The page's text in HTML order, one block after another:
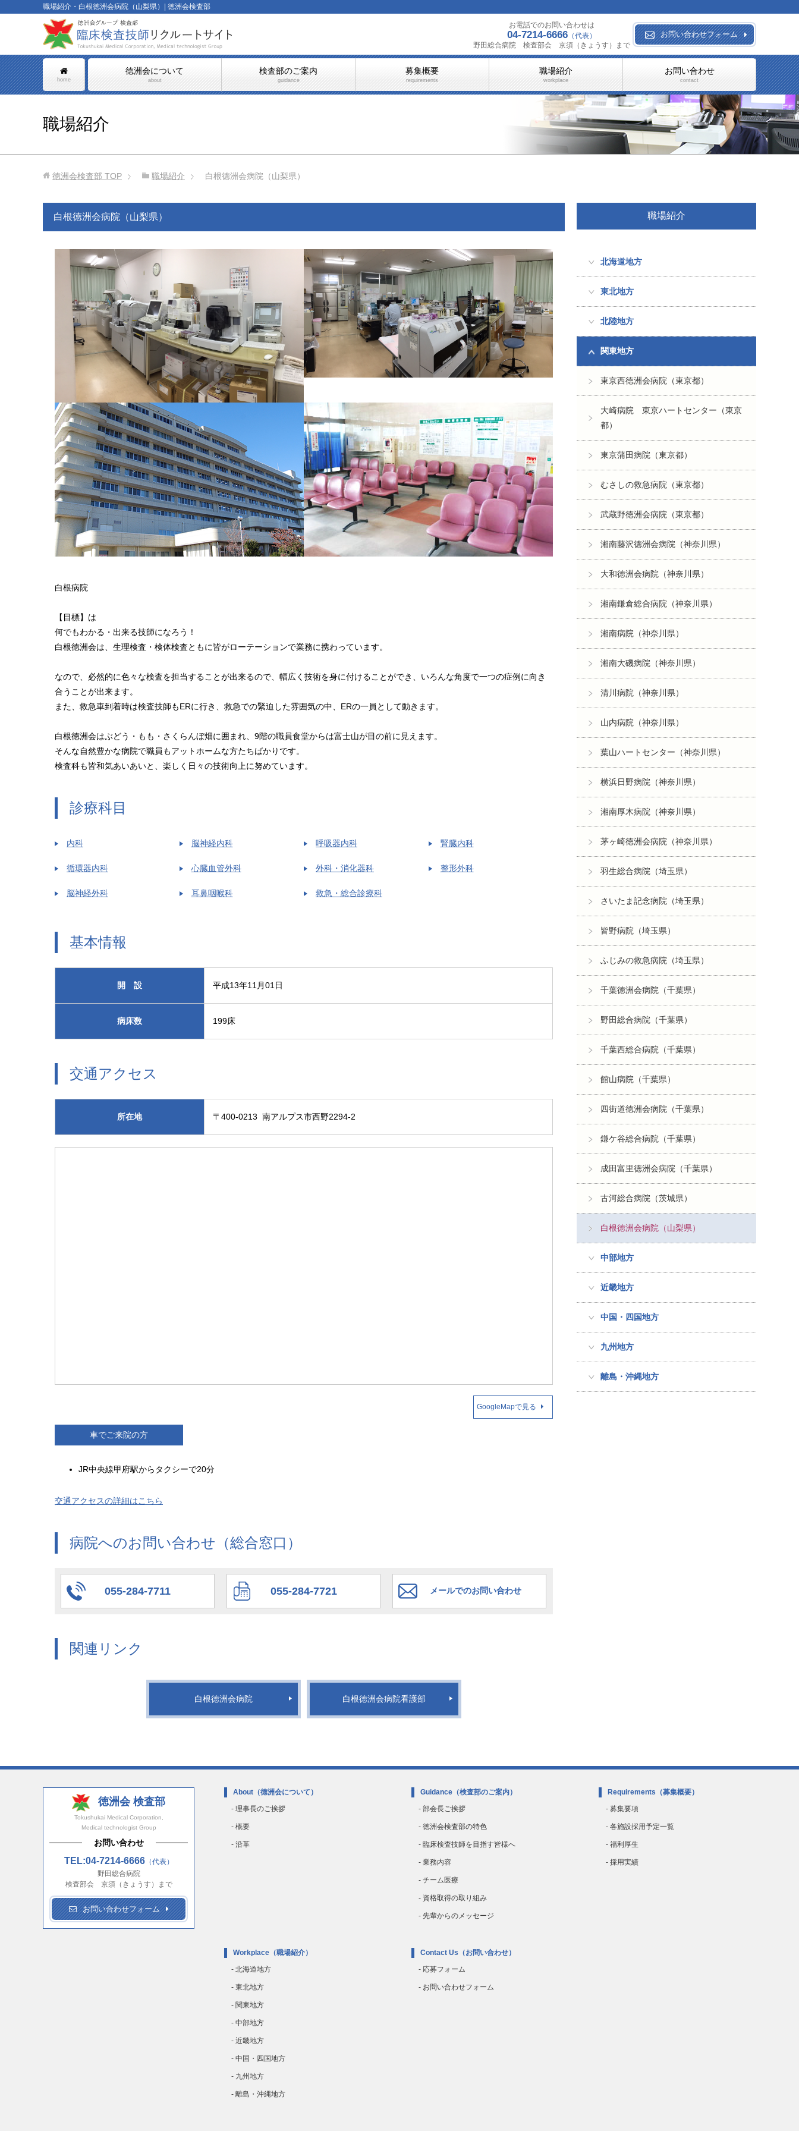
職場紹介・白根徳洲会病院（山梨県）| 徳洲会検査部
home
徳洲会について
about
検査部のご案内
guidance
募集概要
requirements
職場紹介
workplace
お問い合わせ
contact
お電話でのお問い合わせは
04-7214-6666 （代表）
野田総合病院 検査部会 京須（きょうす）まで
お問い合わせフォーム
職場紹介
徳洲会検査部 TOP 職場紹介 白根徳洲会病院（山梨県）
白根徳洲会病院（山梨県）
白根病院
【目標】は
何でもわかる・出来る技師になろう！
白根徳洲会は、生理検査・検体検査ともに皆がローテーションで業務に携わっています。
なので、必然的に色々な検査を担当することが出来るので、幅広く技術を身に付けることができ、いろんな角度で一つの症例に向き
合うことが出来ます。
また、救急車到着時は検査技師もERに行き、救急での緊迫した雰囲気の中、ERの一員として動きます。
白根徳洲会はぶどう・もも・さくらんぼ畑に囲まれ、9階の職員食堂からは富士山が目の前に見えます。
そんな自然豊かな病院で職員もアットホームな方たちばかりです。
検査科も皆和気あいあいと、楽しく日々の技術向上に努めています。
診療科目
内科 脳神経内科 呼吸器内科 腎臓内科
循環器内科 心臓血管外科 外科・消化器科 整形外科
脳神経外科 耳鼻咽喉科 救急・総合診療科
基本情報
開 設 平成13年11月01日
病床数 199床
交通アクセス
所在地 〒400-0213 南アルプス市西野2294-2
GoogleMapで見る
車でご来院の方
JR中央線甲府駅からタクシーで20分
交通アクセスの詳細はこちら
病院へのお問い合わせ（総合窓口）
055-284-7711 055-284-7721 メールでのお問い合わせ
関連リンク
白根徳洲会病院 白根徳洲会病院看護部
職場紹介
北海道地方
東北地方
北陸地方
関東地方
東京西徳洲会病院（東京都）
大崎病院 東京ハートセンター（東京
都）
東京蒲田病院（東京都）
むさしの救急病院（東京都）
武蔵野徳洲会病院（東京都）
湘南藤沢徳洲会病院（神奈川県）
大和徳洲会病院（神奈川県）
湘南鎌倉総合病院（神奈川県）
湘南病院（神奈川県）
湘南大磯病院（神奈川県）
清川病院（神奈川県）
山内病院（神奈川県）
葉山ハートセンター（神奈川県）
横浜日野病院（神奈川県）
湘南厚木病院（神奈川県）
茅ヶ崎徳洲会病院（神奈川県）
羽生総合病院（埼玉県）
さいたま記念病院（埼玉県）
皆野病院（埼玉県）
ふじみの救急病院（埼玉県）
千葉徳洲会病院（千葉県）
野田総合病院（千葉県）
千葉西総合病院（千葉県）
館山病院（千葉県）
四街道徳洲会病院（千葉県）
鎌ケ谷総合病院（千葉県）
成田富里徳洲会病院（千葉県）
古河総合病院（茨城県）
白根徳洲会病院（山梨県）
中部地方
近畿地方
中国・四国地方
九州地方
離島・沖縄地方
徳洲会 検査部
Tokushukai Medical Corporation,
Medical technologist Group
お問い合わせ
TEL:04-7214-6666（代表）
野田総合病院
検査部会 京須（きょうす）まで
お問い合わせフォーム
About （徳洲会について）
- 理事長のご挨拶
- 概要
- 沿革
Guidance （検査部のご案内）
- 部会長ご挨拶
- 徳洲会検査部の特色
- 臨床検査技師を目指す皆様へ
- 業務内容
- チーム医療
- 資格取得の取り組み
- 先輩からのメッセージ
Requirements （募集概要）
- 募集要項
- 各施設採用予定一覧
- 福利厚生
- 採用実績
Workplace （職場紹介）
- 北海道地方
- 東北地方
- 関東地方
- 中部地方
- 近畿地方
- 中国・四国地方
- 九州地方
- 離島・沖縄地方
Contact Us （お問い合わせ）
- 応募フォーム
- お問い合わせフォーム